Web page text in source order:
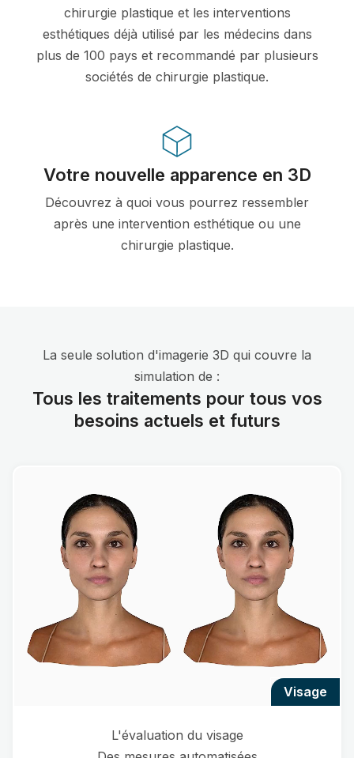
chirurgie plastique et les interventions
esthétiques déjà utilisé par les médecins dans
plus de 100 pays et recommandé par plusieurs
sociétés de chirurgie plastique.
Votre nouvelle apparence en 3D
Découvrez à quoi vous pourrez ressembler
après une intervention esthétique ou une
chirurgie plastique.
La seule solution d'imagerie 3D qui couvre la
simulation de :
Tous les traitements pour tous vos
besoins actuels et futurs
visage
L'évaluation du visage